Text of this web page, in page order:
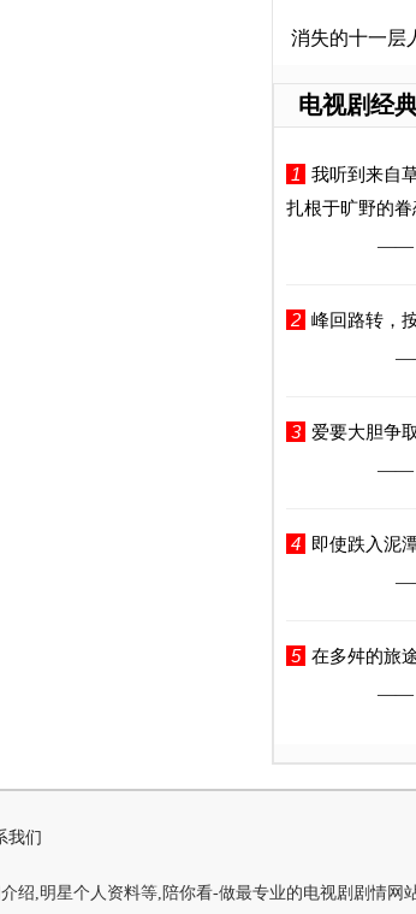
消失的十一层
电视剧经
1
我听到来自
扎根于旷野的眷
——
2 峰回路转，
3
爱要大胆争
——
4
即使跌入泥
5 在多舛的旅
——
我们
绍,明星个人资料等,陪你看-做最专业的电视剧剧情网站